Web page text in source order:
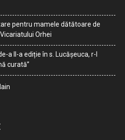
pentru mamele dătătoare de
Orhei
a II-a ediție în s. Lucășeuca, r-l
curată”